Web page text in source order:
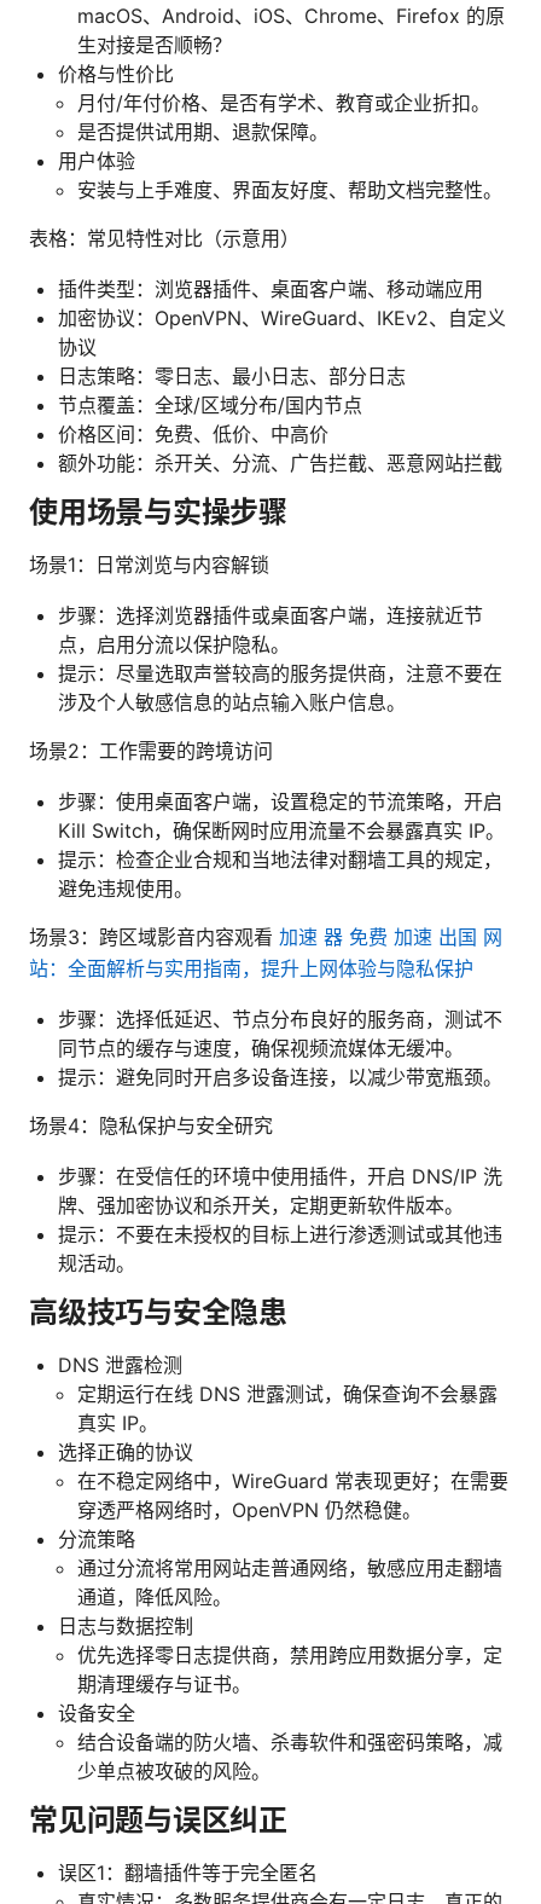
macOS、Android、iOS、Chrome、Firefox 的原
生对接是否顺畅？
价格与性价比
月付/年付价格、是否有学术、教育或企业折扣。
是否提供试用期、退款保障。
用户体验
安装与上手难度、界面友好度、帮助文档完整性。
表格：常见特性对比（示意用）
插件类型：浏览器插件、桌面客户端、移动端应用
加密协议：OpenVPN、WireGuard、IKEv2、自定义
协议
日志策略：零日志、最小日志、部分日志
节点覆盖：全球/区域分布/国内节点
价格区间：免费、低价、中高价
额外功能：杀开关、分流、广告拦截、恶意网站拦截
使用场景与实操步骤
场景1：日常浏览与内容解锁
步骤：选择浏览器插件或桌面客户端，连接就近节
点，启用分流以保护隐私。
提示：尽量选取声誉较高的服务提供商，注意不要在
涉及个人敏感信息的站点输入账户信息。
场景2：工作需要的跨境访问
步骤：使用桌面客户端，设置稳定的节流策略，开启
Kill Switch，确保断网时应用流量不会暴露真实 IP。
提示：检查企业合规和当地法律对翻墙工具的规定，
避免违规使用。
场景3：跨区域影音内容观看 加速 器 免费 加速 出国 网
站：全面解析与实用指南，提升上网体验与隐私保护
步骤：选择低延迟、节点分布良好的服务商，测试不
同节点的缓存与速度，确保视频流媒体无缓冲。
提示：避免同时开启多设备连接，以减少带宽瓶颈。
场景4：隐私保护与安全研究
步骤：在受信任的环境中使用插件，开启 DNS/IP 洗
牌、强加密协议和杀开关，定期更新软件版本。
提示：不要在未授权的目标上进行渗透测试或其他违
规活动。
高级技巧与安全隐患
DNS 泄露检测
定期运行在线 DNS 泄露测试，确保查询不会暴露
真实 IP。
选择正确的协议
在不稳定网络中，WireGuard 常表现更好；在需要
穿透严格网络时，OpenVPN 仍然稳健。
分流策略
通过分流将常用网站走普通网络，敏感应用走翻墙
通道，降低风险。
日志与数据控制
优先选择零日志提供商，禁用跨应用数据分享，定
期清理缓存与证书。
设备安全
结合设备端的防火墙、杀毒软件和强密码策略，减
少单点被攻破的风险。
常见问题与误区纠正
误区1：翻墙插件等于完全匿名